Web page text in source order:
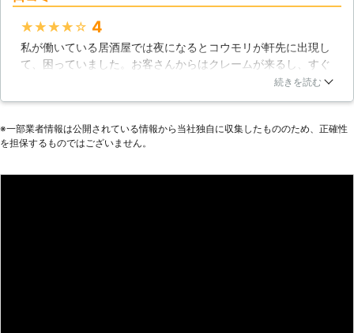
★★★★★ 4
私が働いている居酒屋では夜になるとコウモリが軒先に出現し
て、困っていました。お客さんからはクレームが来るし、すぐ
に駆除をすることを決めました。そこで、有限会社白神環境衛
うにしてくれました。やってきたコウモリは捕まえてくれまし
た。依頼をして良かったです。
続きを読む
※⼀部業者情報は公開されている情報から当社独⾃に収集したもののため、正確性
を担保するものではございません。